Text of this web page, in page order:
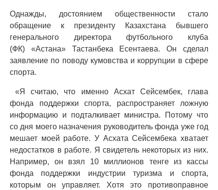
Однажды, достоянием общественности стало
обращение к президенту Казахстана бывшего
генерального директора футбольного клуба
(ФК) «Астана» Тастанбека Есентаева. Он сделал
заявление по поводу кумовства и коррупции в сфере
спорта.
«Я считаю, что именно Асхат Сейсембек, глава
фонда поддержки спорта, распространяет ложную
информацию и подталкивает министра. Потому что
со дня моего назначения руководитель фонда уже год
мешает моей работе. У Асхата Сейсембека хватает
недостатков в работе. Я свидетель некоторых из них.
Например, он взял 10 миллионов тенге из кассы
фонда поддержки индустрии туризма и спорта,
которым он управляет. Хотя это противоправное